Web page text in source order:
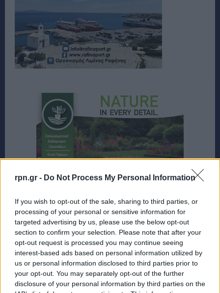
rpn.gr - Do Not Process My Personal Information
If you wish to opt-out of the sale, sharing to third parties, or
processing of your personal or sensitive information for
targeted advertising by us, please use the below opt-out
section to confirm your selection. Please note that after your
opt-out request is processed you may continue seeing
interest-based ads based on personal information utilized by
us or personal information disclosed to third parties prior to
your opt-out. You may separately opt-out of the further
disclosure of your personal information by third parties on the